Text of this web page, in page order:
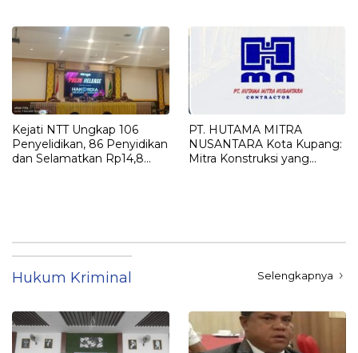
Kejati NTT Ungkap 106
Penyelidikan, 86 Penyidikan
dan Selamatkan Rp14,8
PT. HUTAMA MITRA
NUSANTARA Kota Kupang:
Mitra Konstruksi yang
Hukum Kriminal Selengkapnya